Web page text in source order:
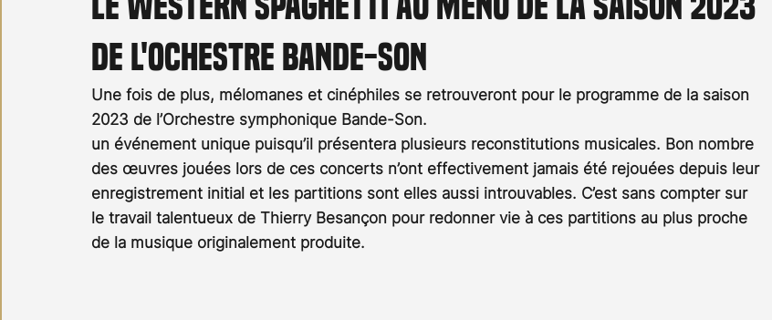
Carnet noir Open Air Série TV Stéfanie Rossier
de l'Ochestre Bande-Son
Une fois de plus, mélomanes et cinéphiles se retrouveront pour le programme de la saison
2023 de l’Orchestre symphonique Bande-Son.
un événement unique puisqu’il présentera plusieurs reconstitutions musicales. Bon nombre
des œuvres jouées lors de ces concerts n’ont effectivement jamais été rejouées depuis leur
enregistrement initial et les partitions sont elles aussi introuvables. C’est sans compter sur
le travail talentueux de Thierry Besançon pour redonner vie à ces partitions au plus proche
de la musique originalement produite.